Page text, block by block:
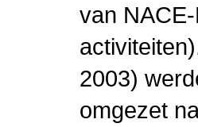
van
2003)
omgezet